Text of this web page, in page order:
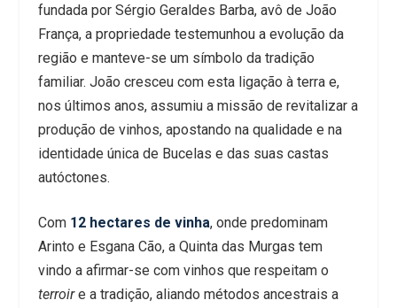
fundada por Sérgio Geraldes Barba, avô de João
França, a propriedade testemunhou a evolução da
região e manteve-se um símbolo da tradição
familiar. João cresceu com esta ligação à terra e,
nos últimos anos, assumiu a missão de revitalizar a
produção de vinhos, apostando na qualidade e na
identidade única de Bucelas e das suas castas
autóctones.
Com 12 hectares de vinha, onde predominam
Arinto e Esgana Cão, a Quinta das Murgas tem
vindo a afirmar-se com vinhos que respeitam o
terroire a tradição, aliando métodos ancestrais a